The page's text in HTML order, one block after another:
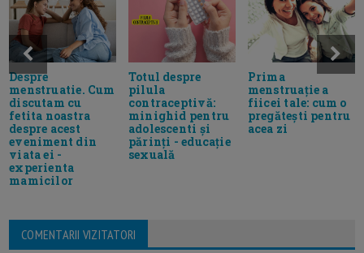
Despre
menstruatie. Cum
discutam cu
fetita noastra
despre acest
eveniment din
viata ei -
experienta
mamicilor
Totul despre
pilula
contraceptivă:
minighid pentru
adolescenti și
părinți - educație
sexuală
Prima
menstruație a
fiicei tale: cum o
pregătești pentru
acea zi
COMENTARII VIZITATORI